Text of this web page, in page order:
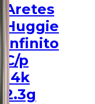
Aretes
Huggie
Infinito
C/p
14k
2.3g